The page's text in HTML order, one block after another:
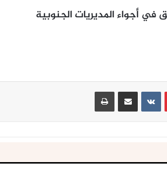
أجواء المديريات الجنوبية
بينتيريست مشاركة عبر البريد طباعة